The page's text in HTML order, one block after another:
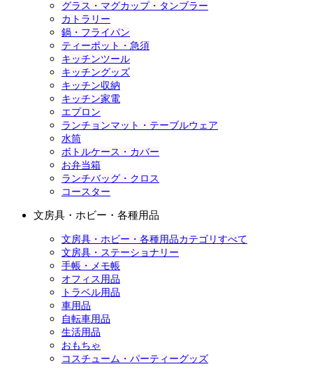
グラス・マグカップ・タンブラー
カトラリー
鍋・フライパン
ティーポット・急須
キッチンツール
キッチングッズ
キッチン収納
キッチン家電
エプロン
ランチョンマット・テーブルウェア
水筒
ボトルケース・カバー
お弁当箱
ランチバッグ・クロス
コースター
文房具・ホビー・各種用品
文房具・ホビー・各種用品カテゴリすべて
文房具・ステーショナリー
手帳・メモ帳
オフィス用品
トラベル用品
車用品
自転車用品
生活用品
おもちゃ
コスチューム・パーティーグッズ